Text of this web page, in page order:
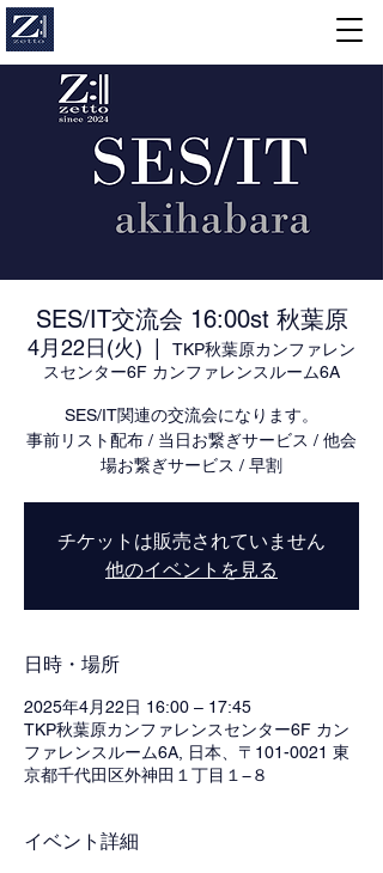
SES/IT交流会 16:00st 秋葉原
4月22日(火)
TKP秋葉原カンファレン
スセンター6F カンファレンスルーム6A
SES/IT関連の交流会になります。
事前リスト配布 / 当日お繋ぎサービス / 他会
場お繋ぎサービス / 早割
チケットは販売されていません
他のイベントを見る
日時・場所
2025年4月22日 16:00 – 17:45
TKP秋葉原カンファレンスセンター6F カン
ファレンスルーム6A, 日本、〒101-0021 東
京都千代田区外神田１丁目１−８
イベント詳細